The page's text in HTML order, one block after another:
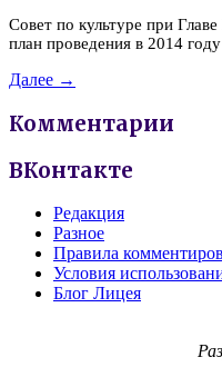
Совет по культуре при
план проведения в 2014
Далее →
Комментарии
ВКонтакте
Редакция
Разное
Правила
Условия
Блог Лицея